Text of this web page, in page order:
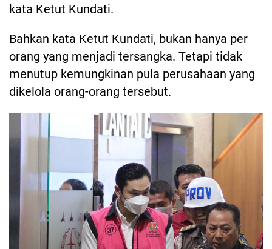
kata Ketut Kundati.
Bahkan kata Ketut Kundati, bukan hanya per
orang yang menjadi tersangka. Tetapi tidak
menutup kemungkinan pula perusahaan yang
dikelola orang-orang tersebut.